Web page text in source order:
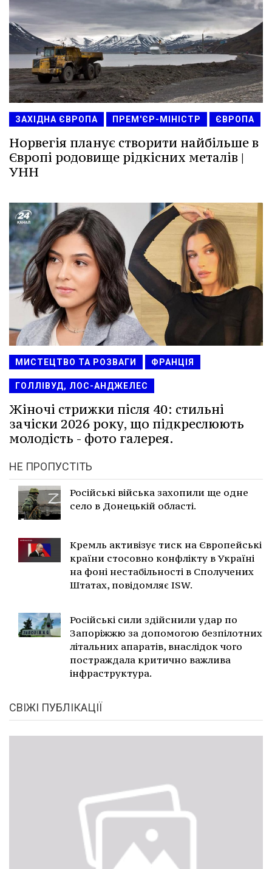
ЗАХІДНА ЄВРОПА ПРЕМ'ЄР-МІНІСТР ЄВРОПА
Норвегія планує створити найбільше в
Європі родовище рідкісних металів |
УНН
МИСТЕЦТВО ТА РОЗВАГИ ФРАНЦІЯ
ГОЛЛІВУД, ЛОС-АНДЖЕЛЕС
Жіночі стрижки після 40: стильні
зачіски 2026 року, що підкреслюють
молодість - фото галерея.
НЕ ПРОПУСТІТЬ
Російські війська захопили ще одне
село в Донецькій області.
Кремль активізує тиск на Європейські
країни стосовно конфлікту в Україні
на фоні нестабільності в Сполучених
Штатах, повідомляє ISW.
Російські сили здійснили удар по
Запоріжжю за допомогою безпілотних
літальних апаратів, внаслідок чого
постраждала критично важлива
інфраструктура.
СВІЖІ ПУБЛІКАЦІЇ